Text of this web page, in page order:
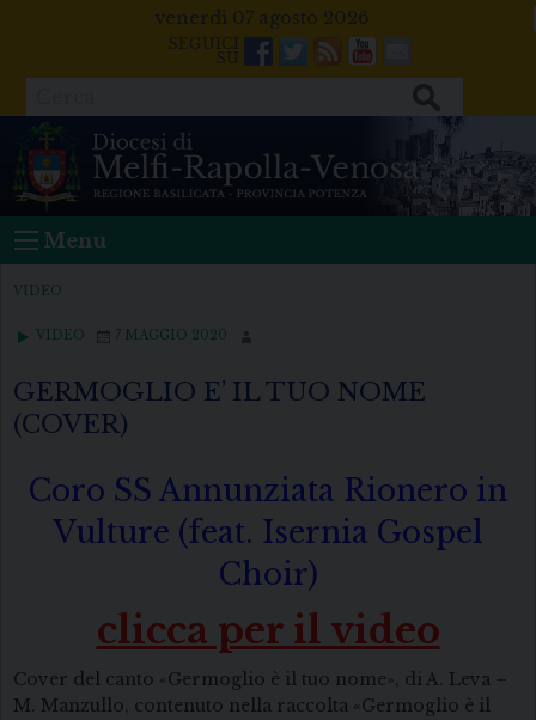
venerdì 07 agosto 2026
Facebook
Twitter
FeedsYoutube
Mail
Menu
VIDEO
VIDEO 7 MAGGIO 2020
GERMOGLIO E’ IL TUO NOME
(COVER)
Coro SS Annunziata Rionero in
Vulture (feat. Isernia Gospel
Choir)
clicca per il video
Cover del canto «Germoglio è il tuo nome», di A. Leva –
M. Manzullo, contenuto nella raccolta «Germoglio è il